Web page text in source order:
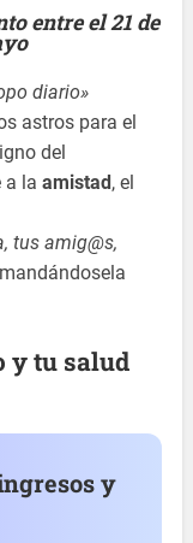
entre el 21 de
diario»
astros para el
del
a laamistad , el
tus amig@s,
y tu salud
y